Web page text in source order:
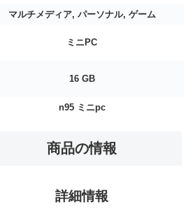
マルチメディア, パーソナル, ゲーム
ミニPC
16 GB
n95 ミニpc
商品の情報
詳細情報